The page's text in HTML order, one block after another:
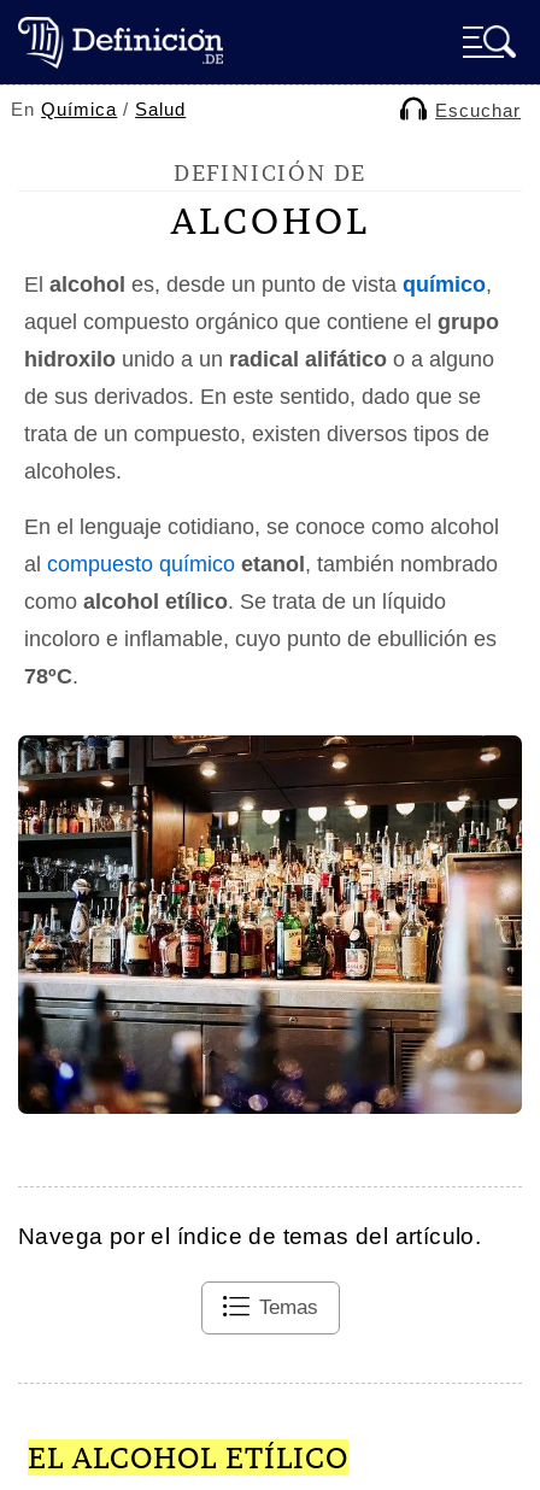
EnQuímica / Salud Escuchar
DEFINICIÓN DE
ALCOHOL
El alcohol es, desde un punto de vista químico,
aquel compuesto orgánico que contiene el grupo
hidroxilo unido a un radical alifático o a alguno
de sus derivados. En este sentido, dado que se
trata de un compuesto, existen diversos tipos de
alcoholes.
En el lenguaje cotidiano, se conoce como alcohol
al compuesto químico etanol , también nombrado
como alcohol etílico. Se trata de un líquido
incoloro e inflamable, cuyo punto de ebullición es
78ºC.
Navega por el índice de temas del artículo.
Temas
EL ALCOHOL ETÍLICO